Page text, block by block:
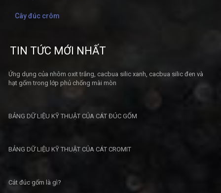
Cây đúc crôm
TIN TỨC MỚI NHẤT
Ứng dụng của nhôm oxit trắng, cacbua silic xanh, cacbua silic đen và
hạt gốm trong lớp phủ chống mài mòn
BẢNG DỮ LIỆU KỸ THUẬT CỦA CÁT ĐÚC GỐM
BẢNG DỮ LIỆU KỸ THUẬT CỦA CÁT CROMIT
Cát đúc gốm là gì?